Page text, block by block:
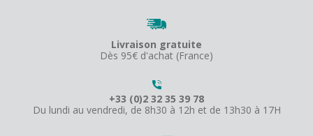
Livraison gratuite
Dès 95€ d'achat (France)
+33 (0)2 32 35 39 78
Du lundi au vendredi, de 8h30 à 12h et de 13h30 à 17H